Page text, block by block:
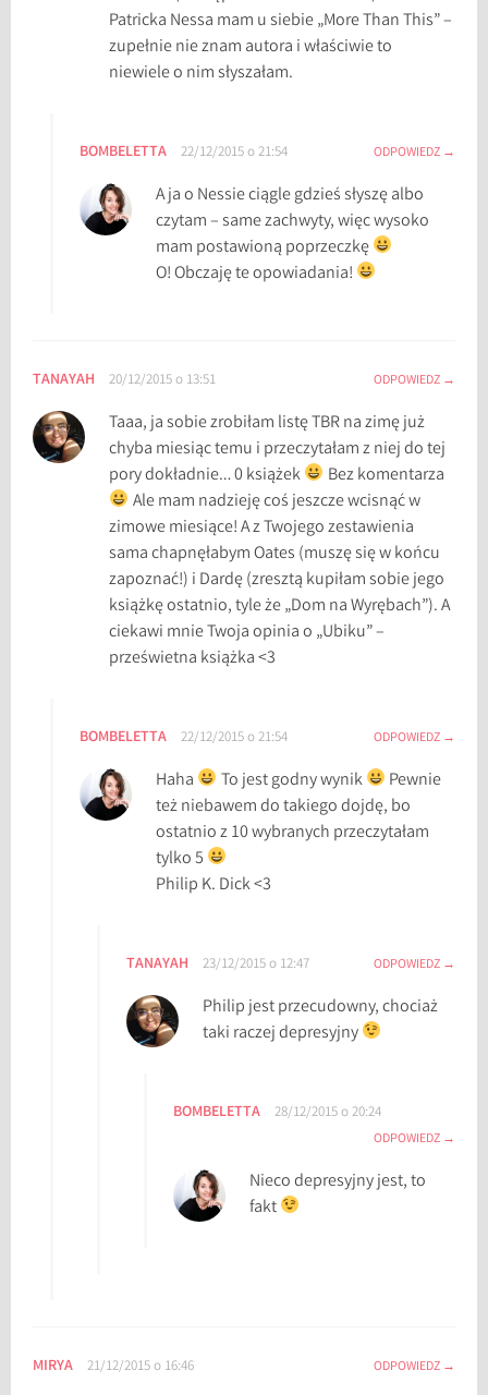
Patricka Nessa mam u siebie „More Than This” –
zupełnie nie znam autora i właściwie to
niewiele o nim słyszałam.
BOMBELETTA 22/12/2015 o 21:54 ODPOWIEDZ
A ja o Nessie ciągle gdzieś słyszę albo
czytam – same zachwyty, więc wysoko
mam postawioną poprzeczkę
O! Obczaję te opowiadania!
TANAYAH 20/12/2015 o 13:51 ODPOWIEDZ
Taaa, ja sobie zrobiłam listę TBR na zimę już
chyba miesiąc temu i przeczytałam z niej do tej
pory dokładnie… 0 książek
Bez komentarza
Ale mam nadzieję coś jeszcze wcisnąć w
zimowe miesiące! A z Twojego zestawienia
sama chapnęłabym Oates (muszę się w końcu
zapoznać!) i Dardę (zresztą kupiłam sobie jego
książkę ostatnio, tyle że „Dom na Wyrębach”). A
ciekawi mnie Twoja opinia o „Ubiku” –
prześwietna książka <3
BOMBELETTA 22/12/2015 o 21:54 ODPOWIEDZ
Haha To jest godny wynik
Pewnie
też niebawem do takiego dojdę, bo
ostatnio z 10 wybranych przeczytałam
tylko 5
Philip K. Dick <3
TANAYAH 23/12/2015 o 12:47 ODPOWIEDZ
Philip jest przecudowny, chociaż
taki raczej depresyjny
BOMBELETTA 28/12/2015 o 20:24
ODPOWIEDZ
Nieco depresyjny jest, to
fakt
MIRYA 21/12/2015 o 16:46 ODPOWIEDZ